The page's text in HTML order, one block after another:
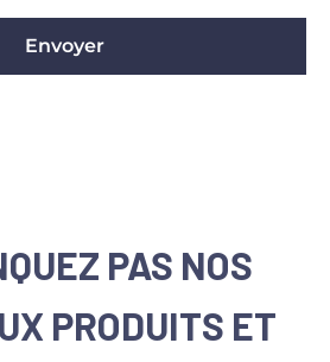
Envoyer
PAS NOS
PRODUITS ET